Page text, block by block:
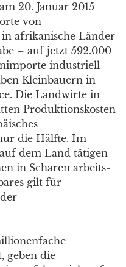
20. Januar 2015
von
afrikanische Länder
– auf jetzt 592.000
industriell
Kleinbauern in
Die Landwirte in
Produk­tionskosten
die Hälfte. Im
dem Land tätigen
in Scharen arbeits-
gilt für
geben die